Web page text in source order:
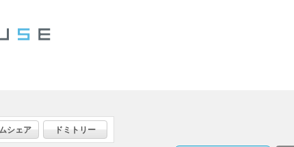
シェア ドミトリー